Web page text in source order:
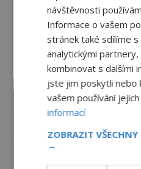
návštěvnosti
Informace o vašem
stránek také sdílíme s
analytickými
kombinovat s dalšími
jste jim poskytli nebo
vašem používání
informací
ZOBRAZIT VŠECHNY
→